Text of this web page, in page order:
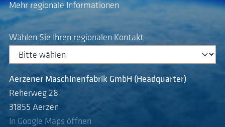
Mehr regionale Informationen
Wählen Sie Ihren regionalen Kontakt
Aerzener Maschinenfabrik GmbH (Headquarter)
Reherweg 28
31855 Aerzen
In Google Maps öffnen